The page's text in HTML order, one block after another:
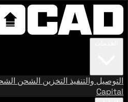
التوصيل والتنفيذ التخزين الشحن
Capital